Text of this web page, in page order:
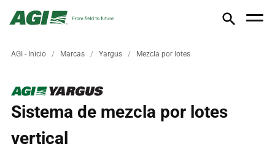
AGI - Inicio Marcas Yargus Mezcla por lotes
Sistema de mezcla por lotes
vertical